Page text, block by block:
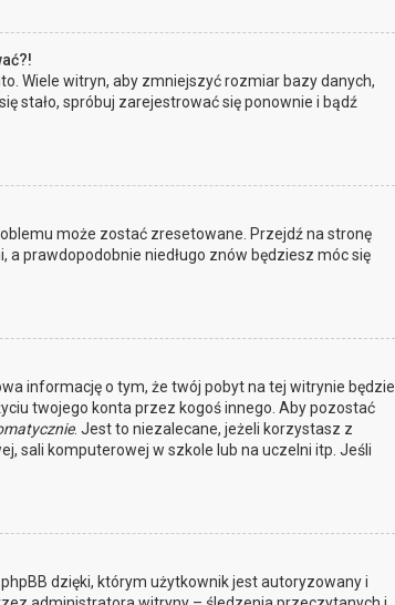
Wiele witryn, aby zmniejszyć rozmiar bazy danych,
stało, spróbuj zarejestrować się ponownie i bądź
może zostać zresetowane. Przejdź na stronę
a prawdopodobnie niedługo znów będziesz móc się
informację o tym, że twój pobyt na tej witrynie będzie
twojego konta przez kogoś innego. Aby pozostać
. Jest to niezalecane, jeżeli korzystasz z
sali komputerowej w szkole lub na uczelni itp. Jeśli
dzięki, którym użytkownik jest autoryzowany i